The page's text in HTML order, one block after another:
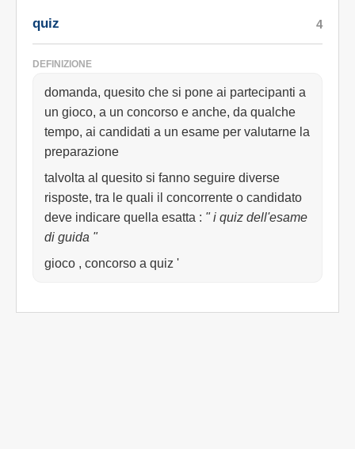
quiz
DEFINIZIONE
domanda, quesito che si pone ai partecipanti a
un gioco, a un concorso e anche, da qualche
tempo, ai candidati a un esame per valutarne la
preparazione
talvolta al quesito si fanno seguire diverse
risposte, tra le quali il concorrente o candidato
deve indicare quella esatta : " i quiz dell'esame
di guida "
gioco , concorso a quiz '
4